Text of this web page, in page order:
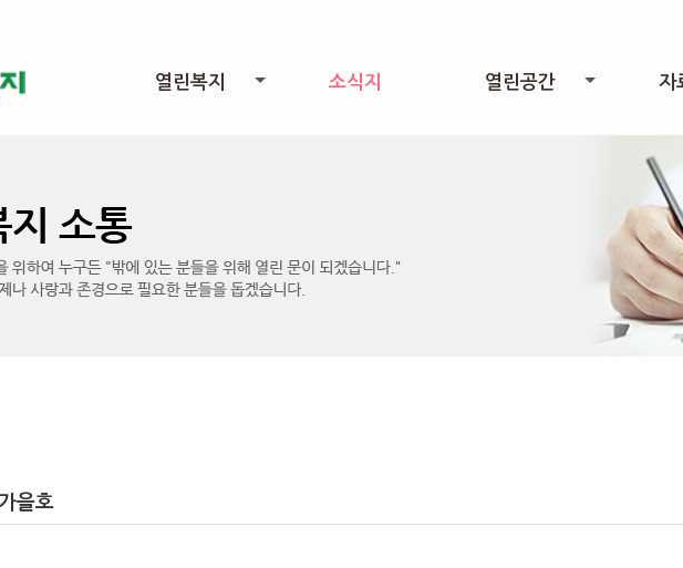
열린복지 소식지 열린공간 자
을호